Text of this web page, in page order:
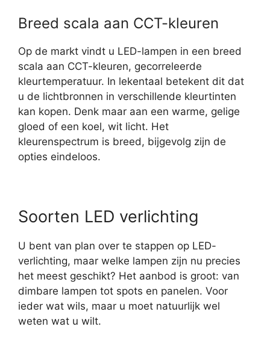
Breed scala aan CCT-kleuren
Op de markt vindt u LED-lampen in een breed
scala aan CCT-kleuren, gecorreleerde
kleurtemperatuur. In lekentaal betekent dit dat
u de lichtbronnen in verschillende kleurtinten
kan kopen. Denk maar aan een warme, gelige
gloed of een koel, wit licht. Het
kleurenspectrum is breed, bijgevolg zijn de
opties eindeloos.
Soorten LED verlichting
U bent van plan over te stappen op LED-
verlichting, maar welke lampen zijn nu precies
het meest geschikt? Het aanbod is groot: van
dimbare lampen tot spots en panelen. Voor
ieder wat wils, maar u moet natuurlijk wel
weten wat u wilt.